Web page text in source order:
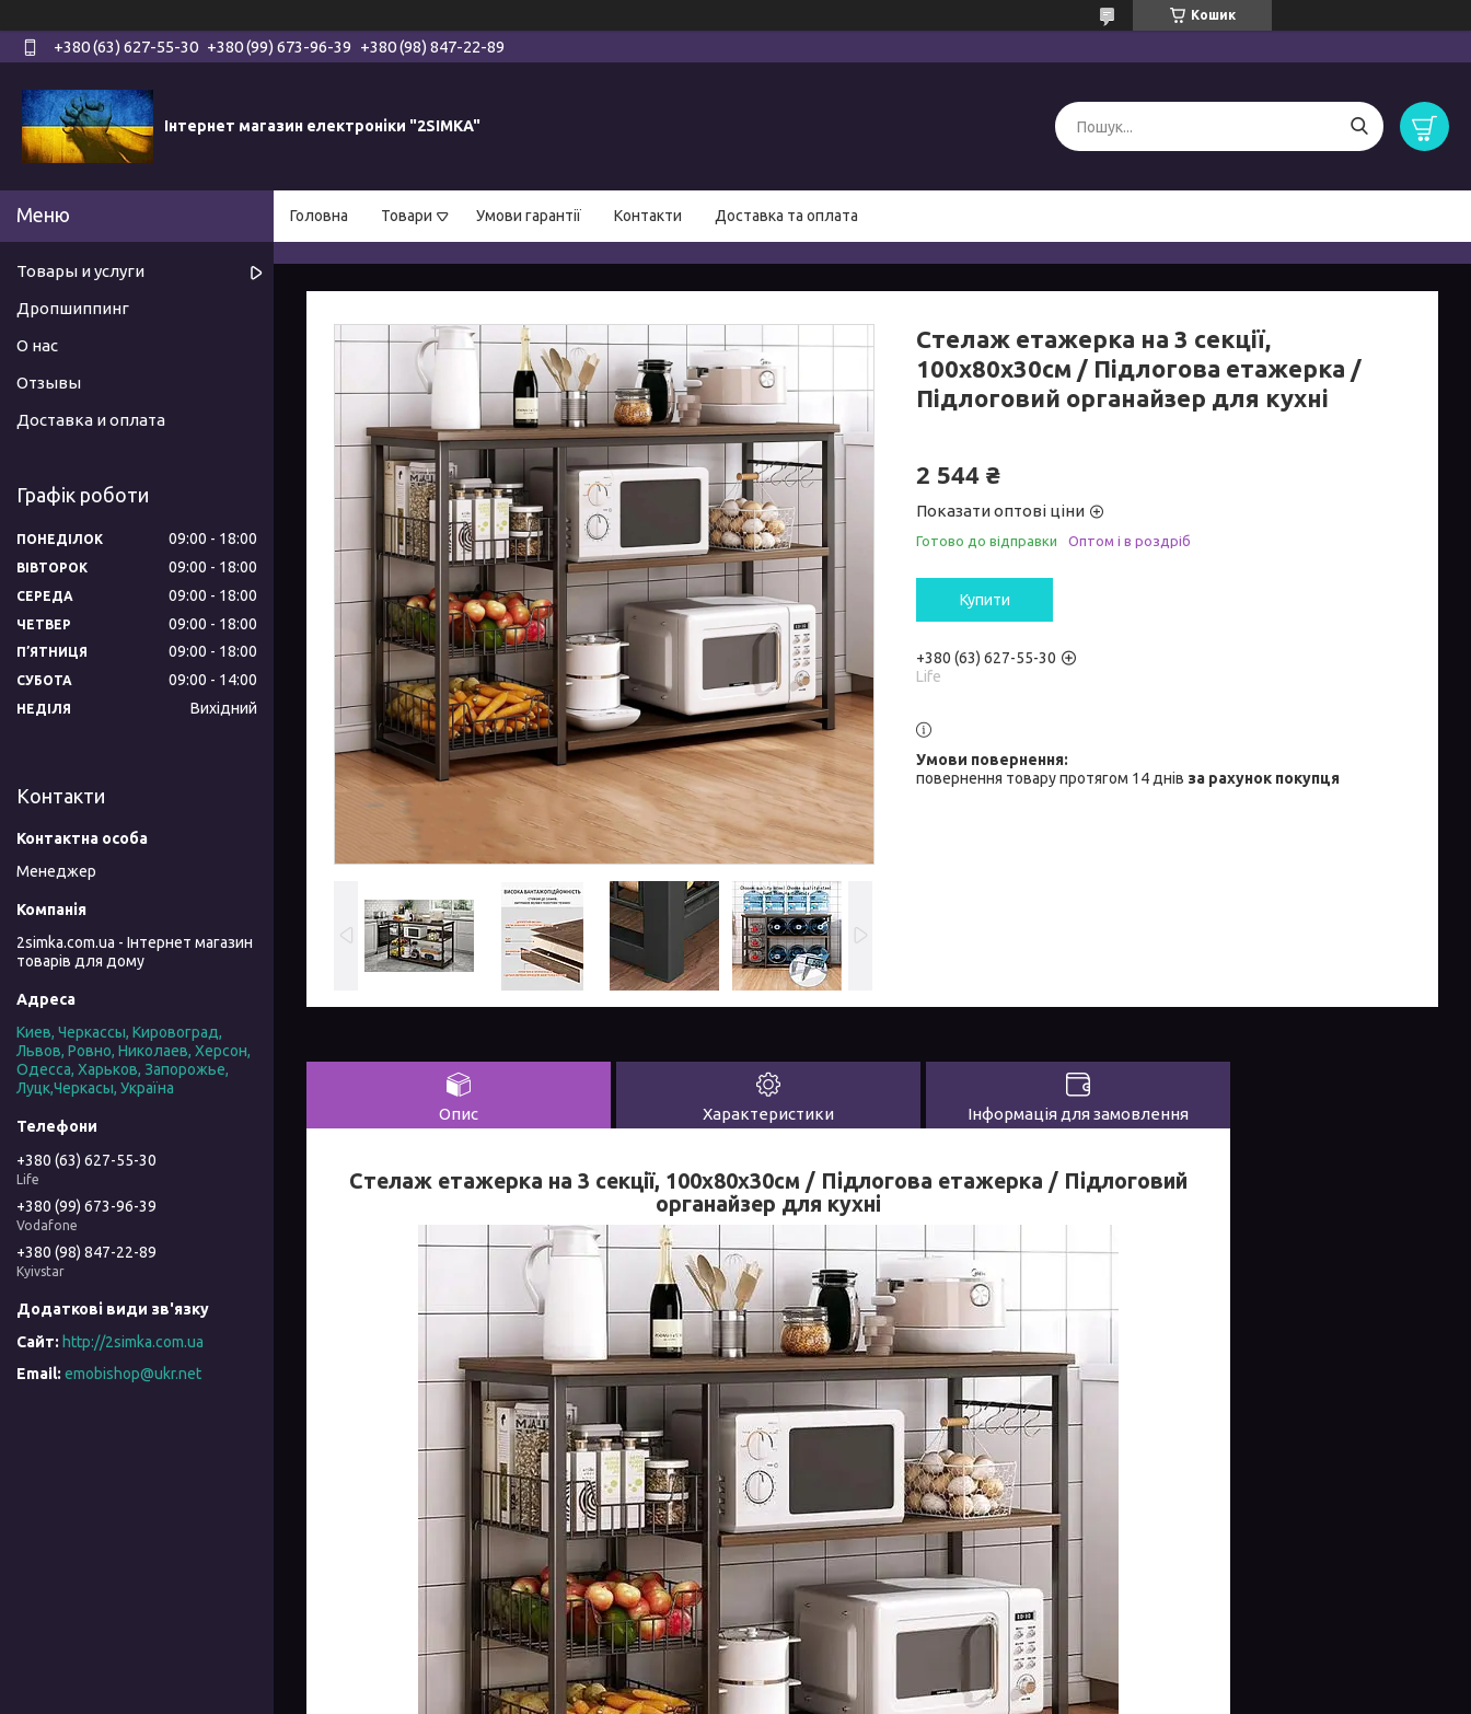
Кошик
+380 (63) 627-55-30 +380 (99) 673-96-39 +380 (98) 847-22-89
Інтернет магазин електроніки "2SIMKA"
Головна Товари Умови гарантії Контакти Доставка та оплата
Стелаж етажерка на 3 секції,
100х80х30см / Підлогова етажерка /
Підлоговий органайзер для кухні
2 544 ₴
Показати оптові ціни
Готово до відправки Оптом і в роздріб
Купити
+380 (63) 627-55-30
Life
повернення товару протягом 14 днів за рахунок покупця
Опис Характеристики Інформація для замовлення
Стелаж етажерка на 3 секції, 100х80х30см / Підлогова етажерка / Підлоговий
органайзер для кухні
Товары и услуги
Дропшиппинг
О нас
Отзывы
Доставка и оплата
Графік роботи
ПОНЕДІЛОК 09:00 18:00
ВІВТОРОК 09:00 18:00
СЕРЕДА 09:00 18:00
ЧЕТВЕР 09:00 18:00
ПʼЯТНИЦЯ 09:00 18:00
СУБОТА 09:00 14:00
НЕДІЛЯ Вихідний
Контакти
Менеджер
2simka.com.ua - Інтернет магазин
товарів для дому
Киев, Черкассы, Кировоград,
Львов, Ровно, Николаев, Херсон,
Одесса, Харьков, Запорожье,
Луцк,Черкасы, Україна
+380 (63) 627-55-30
Life
+380 (99) 673-96-39
Vodafone
+380 (98) 847-22-89
Kyivstar
http://2simka.com.ua
emobishop@ukr.net